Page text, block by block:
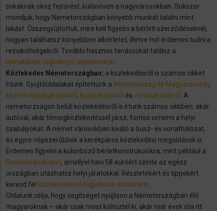
sokaknak okoz fejtörést, különösen a nagyvárosokban. Sokszor
mondjuk, hogy Németországban könyebb munkát találni mint
lakást. Összegyűjtöttük, mire kell figyelni a bérleti szerződéseknél,
hogyan találhatsz könyebben albérletet, illetve mit érdemes tudni a
rezsiköltségekről. További hasznos tanácsokat találsz a
lakhatással foglalkozó aloldalunkon
Közlekedés Németországban: a közlekedésről is számos cikket
írtunk. Gyüjtőoldalakat építettünk a Németország és Magyarország
közötti repülőjáratokról , buszjáratokról és vonatjáratokról
. A
németorzságon belüli közlekedésről is írtunk számos cikkben: akár
autóval, akár tömegközlekedéssel jársz, fontos ismerni a helyi
szabályokat. A német városokban kiváló a busz- és vonathálózat,
és egyre népszerűbbek a kerékpáros közlekedési megoldások is.
Érdemes figyelni a különböző bérletkonstrukciókra, mint például a
Deutschlandticket, amellyel havi 58 euróért szinte az egész
országban utazhatsz helyi járatokkal. Részletekért és tippekért
keresd fel közlekedéssel foglalkozó oldalunkat
Oldalunk célja, hogy segítséget nyújtson a Németországban élő
magyaroknak – akár csak most költöztél ki, akár már évek óta itt